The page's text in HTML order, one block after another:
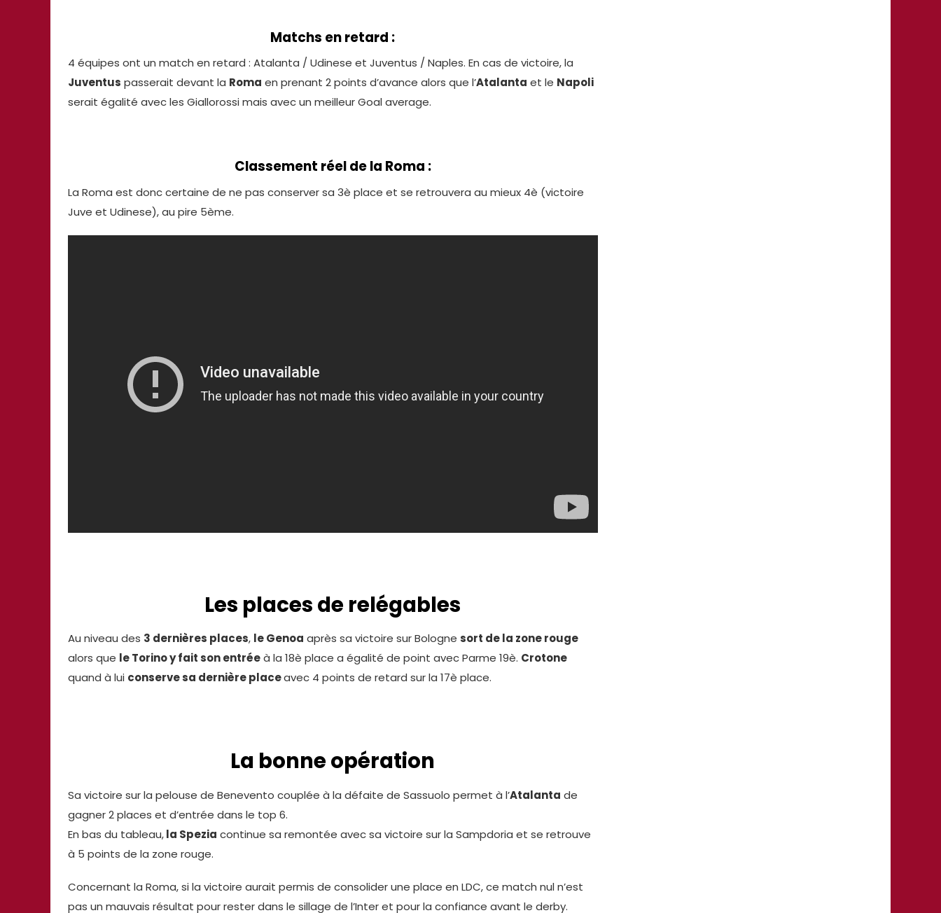
Matchs en retard :
4 équipes ont un match en retard : Atalanta / Udinese et Juventus / Naples. En cas de victoire, la
Juventus passerait devant la Roma en prenant 2 points d’avance alors que l’Atalanta et le Napoli
serait égalité avec les Giallorossi mais avec un meilleur Goal average.
Classement réel de la Roma :
La Roma est donc certaine de ne pas conserver sa 3è place et se retrouvera au mieux 4è (victoire
Juve et Udinese), au pire 5ème.
Les places de relégables
Au niveau des 3 dernières places, le Genoa après sa victoire sur Bologne sort de la zone rouge
alors que le Torino y fait son entréeà la 18è place a égalité de point avec Parme 19è. Crotone
quand à lui conserve sa dernière placeavec 4 points de retard sur la 17è place.
La bonne opération
Sa victoire sur la pelouse de Benevento couplée à la défaite de Sassuolo permet à l’Atalanta de
gagner 2 places et d’entrée dans le top 6.
En bas du tableau,la Spezia continue sa remontée avec sa victoire sur la Sampdoria et se retrouve
à 5 points de la zone rouge.
Concernant la Roma, si la victoire aurait permis de consolider une place en LDC, ce match nul n’est
pas un mauvais résultat pour rester dans le sillage de l’Inter et pour la confiance avant le derby.